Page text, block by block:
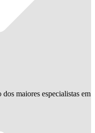
maiores especialistas em